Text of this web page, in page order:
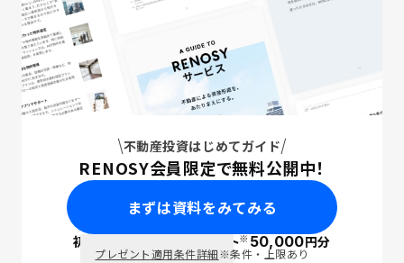
不動産投資はじめてガイド
RENOSY会員限定で無料公開中！
まずは資料をみてみる
初回面談で ポイント※50,000円分
プレゼント適用条件詳細※条件・上限あり